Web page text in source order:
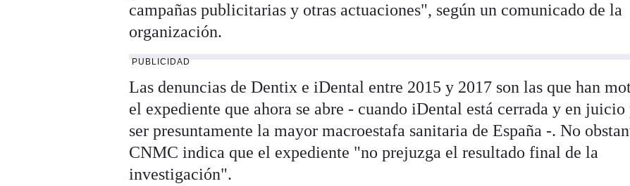
campañas publicitarias y otras actuaciones", según un comunicado de la
organización.
PUBLICIDAD
Las denuncias de Dentix e iDental entre 2015 y 2017 son las que han
el expediente que ahora se abre - cuando iDental está cerrada y en juicio
ser presuntamente la mayor macroestafa sanitaria de España -. No
CNMC indica que el expediente "no prejuzga el resultado final de la
investigación".